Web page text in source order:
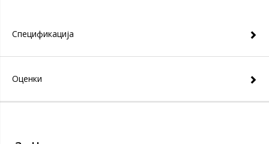
Спецификација
Оценки